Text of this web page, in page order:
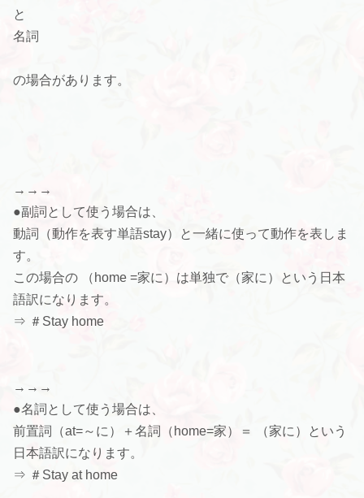
と
名詞
の場合があります。
→→→
●副詞として使う場合は、
動詞（動作を表す単語stay）
と一緒に使って動作を表しま
す。
この場合の （home =家に）は単独で（家に）という日本
語訳になります。
⇒ ＃Stay home
→→→
●名詞として使う場合は、
前置詞（at=～に）＋名詞（ home=家）＝ （家に）という
日本語訳になります。
⇒ ＃Stay at home